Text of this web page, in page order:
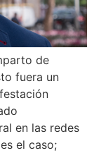
de
fuera un
en las redes
el caso;